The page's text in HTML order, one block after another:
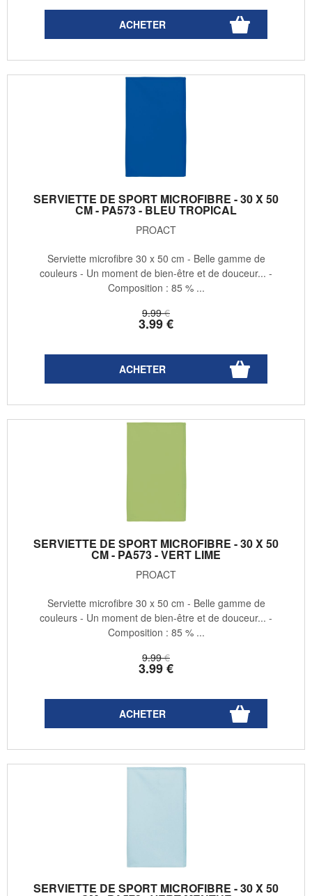
SERVIETTE DE SPORT MICROFIBRE - 30 X 50
CM - PA573 - BLEU TROPICAL
PROACT
9.99 €
3.99€
Serviette microfibre 30 x 50 cm - Belle gamme de
couleurs - Un moment de bien-être et de douceur... -
Composition : 85 % ...
SERVIETTE DE SPORT MICROFIBRE - 30 X 50
CM - PA573 - VERT LIME
PROACT
9.99 €
3.99€
Serviette microfibre 30 x 50 cm - Belle gamme de
couleurs - Un moment de bien-être et de douceur... -
Composition : 85 % ...
SERVIETTE DE SPORT MICROFIBRE - 30 X 50